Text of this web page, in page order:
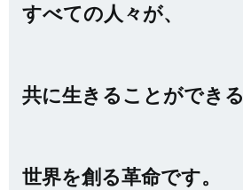
すべての人々が、
共に生きることができる
世界を創る革命です。